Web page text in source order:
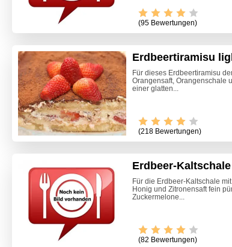
(95 Bewertungen)
Erdbeertiramisu
Für dieses Erdbeertiramisu
Orangensaft, Orangenschale
einer glatten...
(218 Bewertungen)
Erdbeer-
Für die Erdbeer-Kaltschale
Honig und Zitronensaft fein
Zuckermelone...
(82 Bewertungen)